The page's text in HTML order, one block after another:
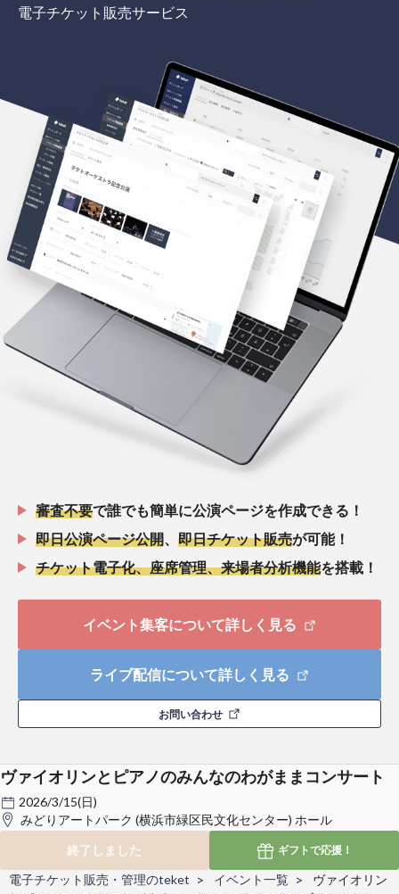
電子チケット販売サービス
審査不要で誰でも簡単に公演ページを作成できる！
即日公演ページ公開
即日チケット販売が可能！
チケット電子化、座席管理、来場者分析機能を搭載！
イベント集客について詳しく見る
ライブ配信について詳しく見る
お問い合わせ
ヴァイオリンとピアノのみんなのわがままコンサート
2026/3/15(日)
みどりアートパーク (横浜市緑区民文化センター) ホール
終了しました
ギフトで応援！
電子チケット販売・管理のteket イベント一覧
ヴァイオリン